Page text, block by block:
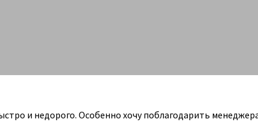
и недорого. Особенно хочу поблагодарить